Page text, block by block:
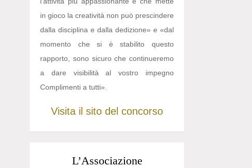
in gioco la creatività non può prescindere
dalla disciplina e dalla dedizione» e «dal
momento che si è stabilito questo
rapporto, sono sicuro che continueremo
a dare visibilità al vostro impegno
Complimenti a tutti».
Visita il sito del concorso
L’Associazione